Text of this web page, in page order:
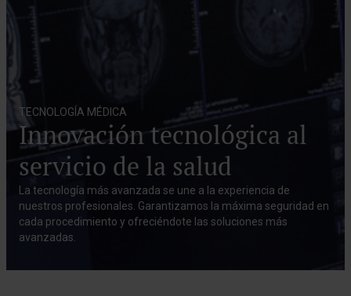
TECNOLOGÍA MÉDICA
Innovación tecnológica al
servicio de la salud
La tecnología más avanzada se une a la experiencia de
nuestros profesionales. Garantizamos la máxima seguridad en
cada procedimiento y ofreciéndote las soluciones más
avanzadas.